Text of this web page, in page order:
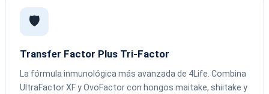
🛡️
Transfer Factor Plus Tri-Factor
La fórmula inmunológica más avanzada de 4Life. Combina
UltraFactor XF y OvoFactor con hongos maitake, shiitake y